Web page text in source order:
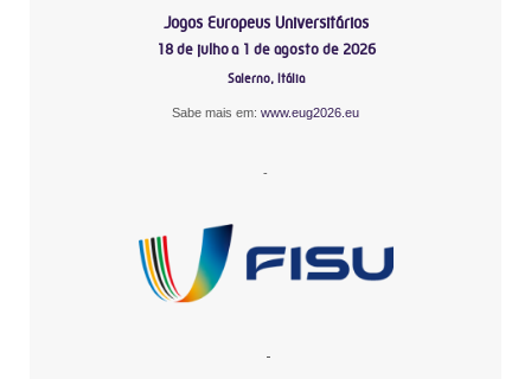
Jogos Europeus Universitários
18 de julho a 1 de agosto de 2026
Salerno, Itália
Sabe mais em: www.eug2026.eu
-
-